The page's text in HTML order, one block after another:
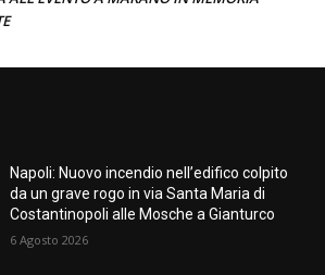
Napoli: Nuovo incendio nell’edifico colpito
da un grave rogo in via Santa Maria di
Costantinopoli alle Mosche a Gianturco
6 Agosto 2026